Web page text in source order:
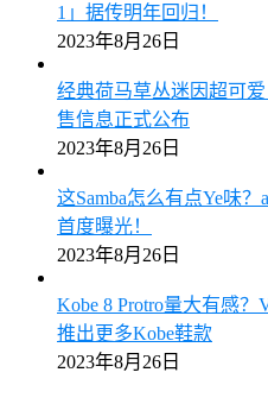
1」据传明年回归！
2023年8月26日
经典荷马草丛迷因超可爱
售信息正式公布
2023年8月26日
这Samba怎么有点Ye味？
首度曝光！
2023年8月26日
Kobe 8 Protro量大有感？
推出更多Kobe鞋款
2023年8月26日